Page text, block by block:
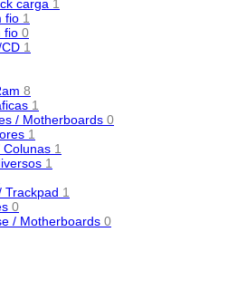
carga 1
fio 1
fio 0
1
8
1
/ Motherboards 0
1
Colunas 1
1
Trackpad 1
0
/ Motherboards 0